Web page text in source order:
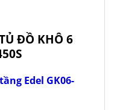
ĐỒ KHÔ 6
Edel GK06-